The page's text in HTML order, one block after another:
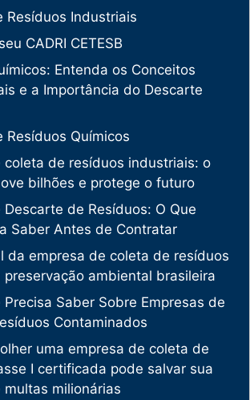
Resíduos Industriais
CADRI CETESB
Entenda os Conceitos
e a Importância do Descarte
Resíduos Químicos
coleta de resíduos industriais: o
bilhões e protege o futuro
Descarte de Resíduos: O Que
Saber Antes de Contratar
da empresa de coleta de resíduos
preservação ambiental brasileira
Precisa Saber Sobre Empresas de
Contaminados
uma empresa de coleta de
I certificada pode salvar sua
milionárias